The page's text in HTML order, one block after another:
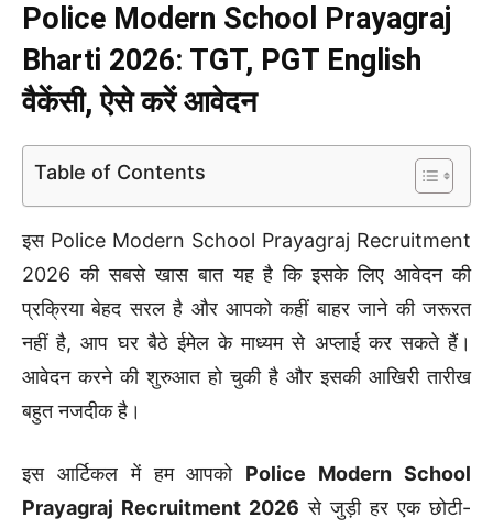
Police Modern School Prayagraj
Bharti 2026: TGT, PGT English
वैकेंसी, ऐसे करें आवेदन
Table of Contents
इस Police Modern School Prayagraj Recruitment
2026 की सबसे खास बात यह है कि इसके लिए आवेदन की
प्रक्रिया बेहद सरल है और आपको कहीं बाहर जाने की जरूरत
नहीं है, आप घर बैठे ईमेल के माध्यम से अप्लाई कर सकते हैं।
आवेदन करने की शुरुआत हो चुकी है और इसकी आखिरी तारीख
बहुत नजदीक है।
इस आर्टिकल में हम आपको Police Modern School
Prayagraj Recruitment 2026 से जुड़ी हर एक छोटी-